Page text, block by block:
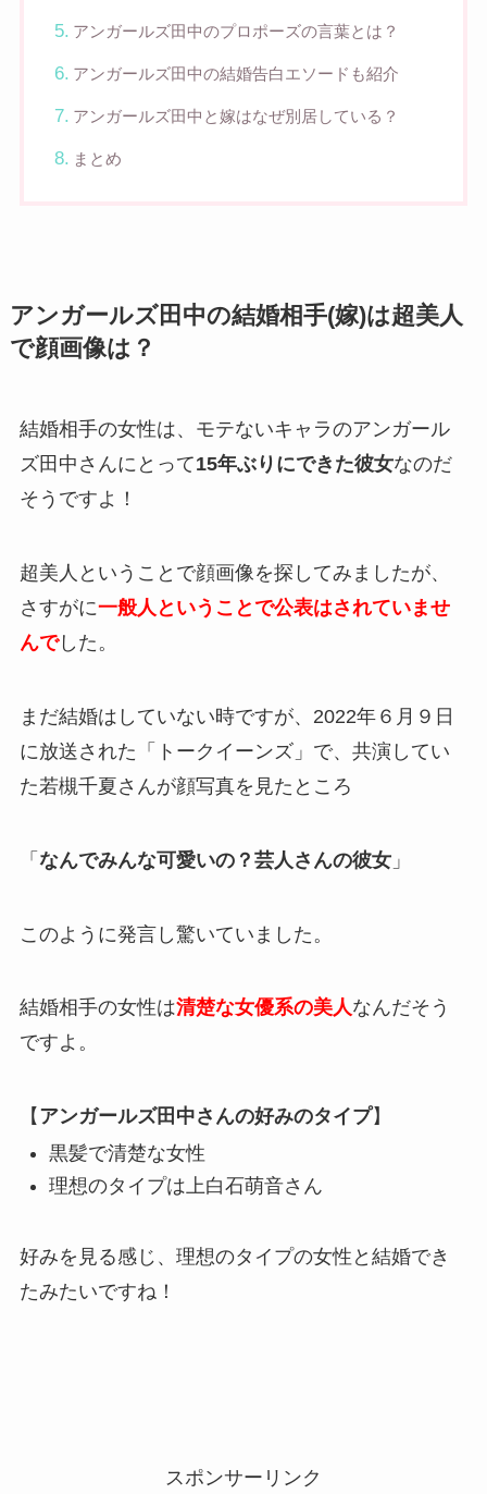
アンガールズ田中のプロポーズの言葉とは？
アンガールズ田中の結婚告白エソードも紹介
アンガールズ田中と嫁はなぜ別居している？
まとめ
アンガールズ田中の結婚相手(嫁)は超美人
で顔画像は？
結婚相手の女性は、モテないキャラのアンガール
ズ田中さんにとって15年ぶりにできた彼女なのだ
そうですよ！
超美人ということで顔画像を探してみましたが、
さすがに一般人ということで公表はされていませ
んでした。
まだ結婚はしていない時ですが、2022年６月９日
に放送された「トークイーンズ」で、共演してい
た若槻千夏さんが顔写真を見たところ
「 なんでみんな可愛いの？芸人さんの彼女」
このように発言し驚いていました。
結婚相手の女性は清楚な女優系の美人なんだそう
ですよ。
【 アンガールズ田中さんの好みのタイプ】
黒髪で清楚な女性
理想のタイプは上白石萌音さん
好みを見る感じ、理想のタイプの女性と結婚でき
たみたいですね！
スポンサーリンク